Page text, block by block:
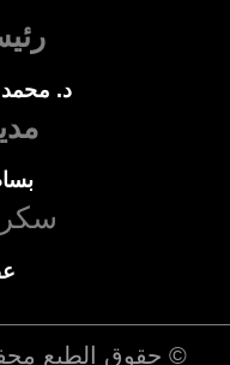
د. محمد
© حقوق الطبع